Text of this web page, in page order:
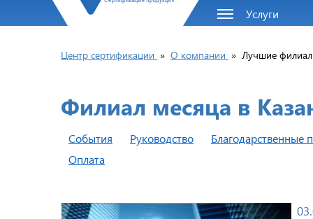
Услуги
Центр сертификации » О компании » Лучшие
Филиал месяца в
События Руководство
Благодарственные
Оплата